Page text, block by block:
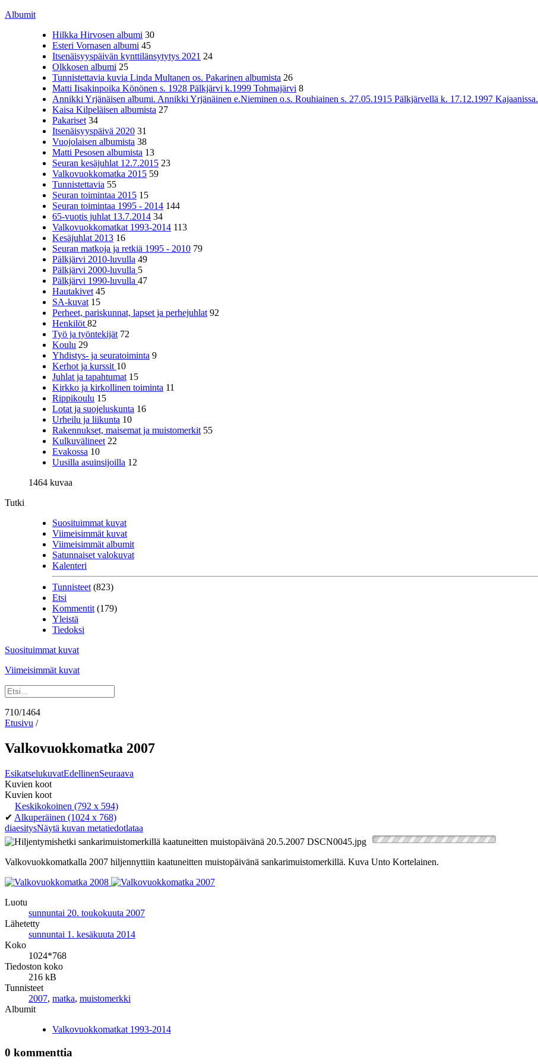
Albumit
Hilkka Hirvosen albumi 30
Esteri Vornasen albumi 45
Itsenäisyyspäivän kynttilänsytytys 2021 24
Olkkosen albumi 25
Tunnistettavia kuvia Linda Multanen os. Pakarinen albumista 26
Matti Iisakinpoika Könönen s. 1928 Pälkjärvi k.1999 Tohmajärvi 8
Annikki Yrjänäisen albumi. Annikki Yrjänäinen e.Nieminen o.s. Rouhiainen s. 27.05.1915 Pälkjärvellä k. 17.12.1997 Kajaanissa.
Kaisa Kilpeläisen albumista 27
Pakariset 34
Itsenäisyyspäivä 2020 31
Vuojolaisen albumista 38
Matti Pesosen albumista 13
Seuran kesäjuhlat 12.7.2015 23
Valkovuokkomatka 2015 59
Tunnistettavia 55
Seuran toimintaa 2015 15
Seuran toimintaa 1995 - 2014 144
65-vuotis juhlat 13.7.2014 34
Valkovuokkomatkat 1993-2014 113
Kesäjuhlat 2013 16
Seuran matkoja ja retkiä 1995 - 2010 79
Pälkjärvi 2010-luvulla 49
Pälkjärvi 2000-luvulla 5
Pälkjärvi 1990-luvulla 47
Hautakivet 45
SA-kuvat 15
Perheet, pariskunnat, lapset ja perhejuhlat 92
Henkilöt 82
Työ ja työntekijät 72
Koulu 29
Yhdistys- ja seuratoiminta 9
Kerhot ja kurssit 10
Juhlat ja tapahtumat 15
Kirkko ja kirkollinen toiminta 11
Rippikoulu 15
Lotat ja suojeluskunta 16
Urheilu ja liikunta 10
Rakennukset, maisemat ja muistomerkit 55
Kulkuvälineet 22
Evakossa 10
Uusilla asuinsijoilla 12
1464 kuvaa
Tutki
Suosituimmat kuvat
Viimeisimmät kuvat
Viimeisimmät albumit
Satunnaiset valokuvat
Kalenteri
Tunnisteet (823)
Etsi
Kommentit (179)
Yleistä
Tiedoksi
Suosituimmat kuvat
Viimeisimmät kuvat
710/1464
Etusivu /
Valkovuokkomatka 2007
EsikatselukuvatEdellinenSeuraava
Kuvien koot
Kuvien koot
Keskikokoinen (792 x 594)
✔ Alkuperäinen (1024 x 768)
diaesitysNäytä kuvan metatiedotlataa
Valkovuokkomatkalla 2007 hiljennyttiin kaatuneitten muistopäivänä sankarimuistomerkillä. Kuva Unto Kortelainen.
Luotu
sunnuntai 20. toukokuuta 2007
Lähetetty
sunnuntai 1. kesäkuuta 2014
Koko
1024*768
Tiedoston koko
216 kB
Tunnisteet
2007, matka, muistomerkki
Albumit
Valkovuokkomatkat 1993-2014
0 kommenttia